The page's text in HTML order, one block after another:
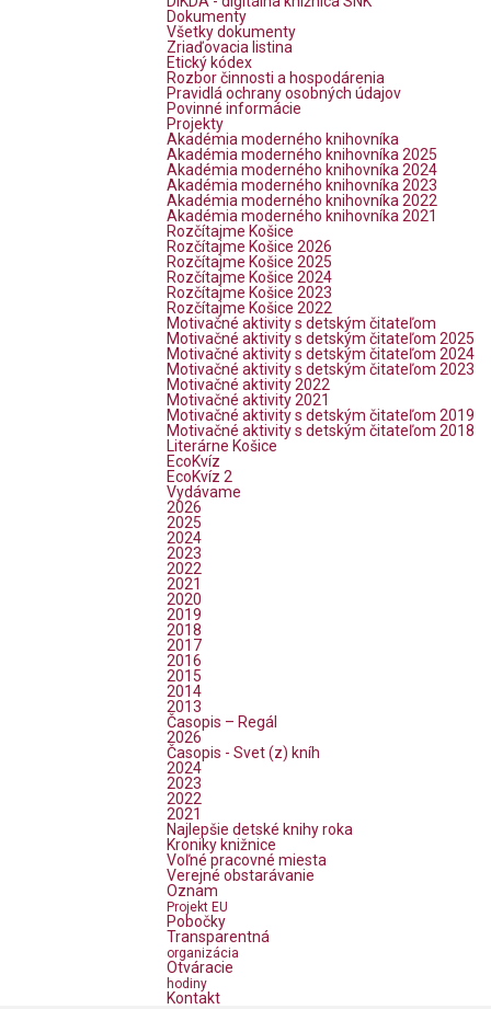
Dokumenty
Všetky dokumenty
Zriaďovacia listina
Etický kódex
Rozbor činnosti a hospodárenia
Pravidlá ochrany osobných údajov
Povinné informácie
Projekty
Akadémia moderného knihovníka
Akadémia moderného knihovníka 2025
Akadémia moderného knihovníka 2024
Akadémia moderného knihovníka 2023
Akadémia moderného knihovníka 2022
Akadémia moderného knihovníka 2021
Rozčítajme Košice
Rozčítajme Košice 2026
Rozčítajme Košice 2025
Rozčítajme Košice 2024
Rozčítajme Košice 2023
Rozčítajme Košice 2022
Motivačné aktivity s detským čitateľom
Motivačné aktivity s detským čitateľom 2025
Motivačné aktivity s detským čitateľom 2024
Motivačné aktivity s detským čitateľom 2023
Motivačné aktivity 2022
Motivačné aktivity 2021
Motivačné aktivity s detským čitateľom 2019
Motivačné aktivity s detským čitateľom 2018
Literárne Košice
EcoKvíz
EcoKvíz 2
Vydávame
2026
2025
2024
2023
2022
2021
2020
2019
2018
2017
2016
2015
2014
2013
Časopis – Regál
2026
Časopis - Svet (z) kníh
2024
2023
2022
2021
Najlepšie detské knihy roka
Kroniky knižnice
Voľné pracovné miesta
Verejné obstarávanie
Oznam
Projekt EU
Pobočky
Transparentná
organizácia
Otváracie
hodiny
Kontakt